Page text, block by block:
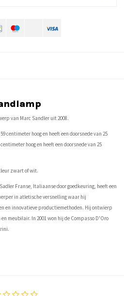
van Marc Sandler uit 2008.
centimeter hoog en heeft een doorsnede van 25
hoog en heeft een doorsnede van 25
zwart of wit.
Franse, Italiaanse door goedkeuring, heeft een
in atletische versnelling waar hij
en innovatieve productiemethoden. Hij ontwierp
meubilair. In 2001 won hij de Compasso D'Oro